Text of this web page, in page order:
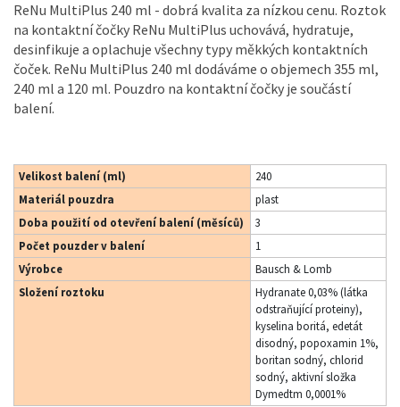
ReNu MultiPlus 240 ml - dobrá kvalita za nízkou cenu. Roztok
na kontaktní čočky ReNu MultiPlus uchovává, hydratuje,
desinfikuje a oplachuje všechny typy měkkých kontaktních
čoček. ReNu MultiPlus 240 ml dodáváme o objemech 355 ml,
240 ml a 120 ml. Pouzdro na kontaktní čočky je součástí
balení.
Velikost balení (ml)
240
Materiál pouzdra
plast
Doba použití od otevření balení (měsíců)
3
Počet pouzder v balení
1
Výrobce
Bausch & Lomb
Složení roztoku
Hydranate 0,03% (látka
odstraňující proteiny),
kyselina boritá, edetát
disodný, popoxamin 1%,
boritan sodný, chlorid
sodný, aktivní složka
Dymedtm 0,0001%